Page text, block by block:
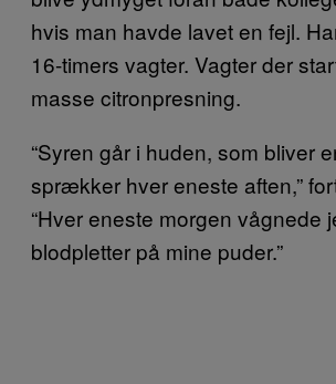
hvis man havde lavet en fejl.
16-timers vagter. Vagter der
masse citronpresning.
“Syren går i huden, som bliver
sprækker hver eneste aften,”
“Hver eneste morgen vågnede
blodpletter på mine puder.”